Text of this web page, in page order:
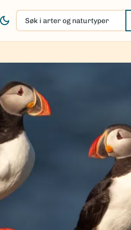
Søk
i
arter
naturtyper